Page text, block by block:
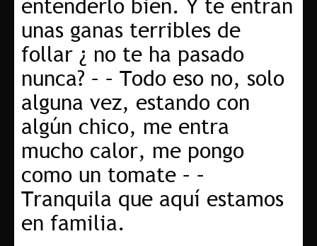
entenderlo bien. Y te entran
unas ganas terribles de
follar ¿ no te ha pasado
nunca? – – Todo eso no, solo
alguna vez, estando con
algún chico, me entra
mucho calor, me pongo
como un tomate – –
Tranquila que aquí estamos
en familia.